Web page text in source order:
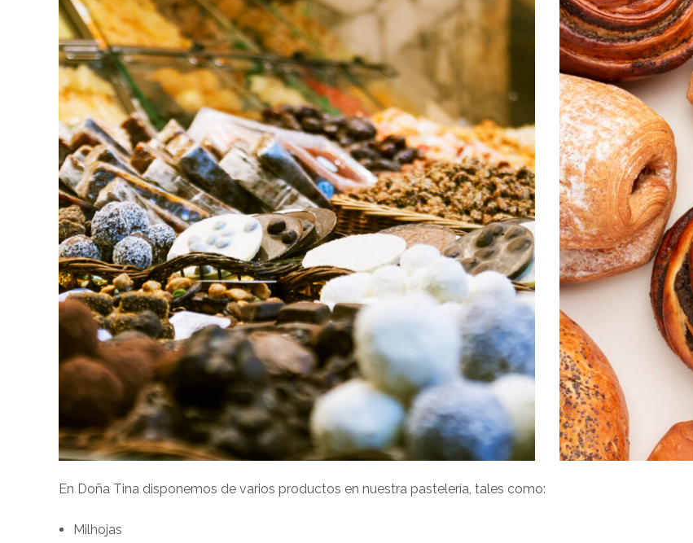
En Doña Tina disponemos de varios productos en nuestra pastelería, tales como:
Milhojas